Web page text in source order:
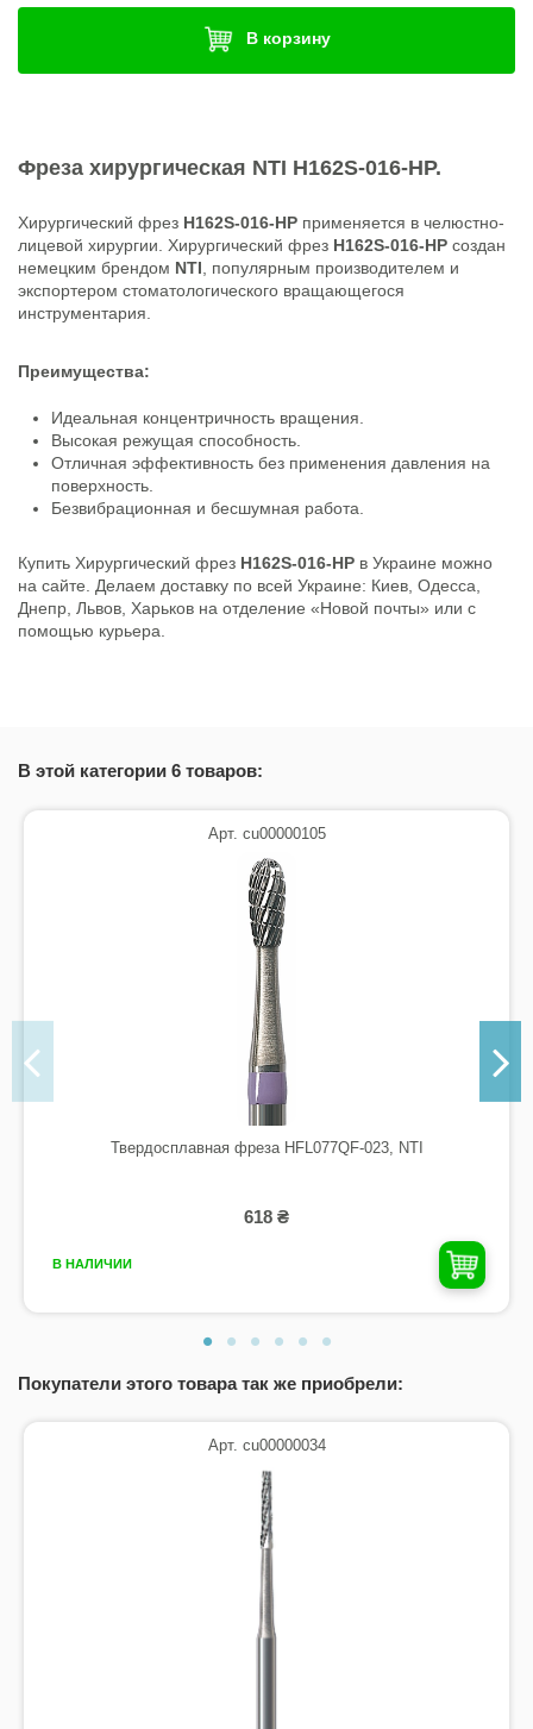
В корзину
Фреза хирургическая NTI H162S-016-HP.
Хирургический фрез H162S-016-HP применяется в челюстно-
лицевой хирургии. Хирургический фрез H162S-016-HP создан
немецким брендом NTI , популярным производителем и
экспортером стоматологического вращающегося
инструментария.
Преимущества:
Идеальная концентричность вращения.
Высокая режущая способность.
Отличная эффективность без применения давления на
поверхность.
Безвибрационная и бесшумная работа.
Купить Хирургический фрез H162S-016-HP в Украине можно
на сайте. Делаем доставку по всей Украине: Киев, Одесса,
Днепр, Львов, Харьков на отделение «Новой почты» или с
помощью курьера.
В этой категории 6 товаров:
Арт. cu00000105
Твердосплавная фреза HFL077QF-023, NTI
618 ₴
В НАЛИЧИИ
Покупатели этого товара так же приобрели:
Арт. cu00000034